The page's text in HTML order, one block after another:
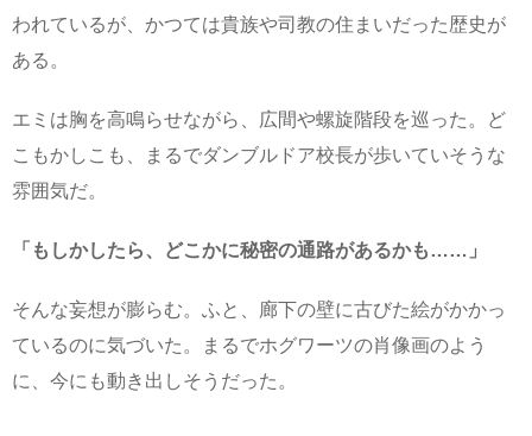
われているが、かつては貴族や司教の住まいだった歴史が
ある。
エミは胸を高鳴らせながら、広間や螺旋階段を巡った。ど
こもかしこも、まるでダンブルドア校長が歩いていそうな
雰囲気だ。
「もしかしたら、どこかに秘密の通路があるかも……」
そんな妄想が膨らむ。ふと、廊下の壁に古びた絵がかかっ
ているのに気づいた。まるでホグワーツの肖像画のよう
に、今にも動き出しそうだった。